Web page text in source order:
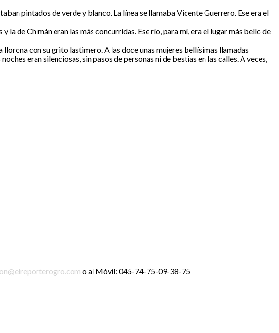
pintados de verde y blanco. La línea se llamaba Vicente Guerrero. Ese era el
la de Chimán eran las más concurridas. Ese río, para mí, era el lugar más bello de
llorona con su grito lastimero. A las doce unas mujeres bellísimas llamadas
eran silenciosas, sin pasos de personas ni de bestias en las calles. A veces,
o al Móvil: 045-74-75-09-38-75